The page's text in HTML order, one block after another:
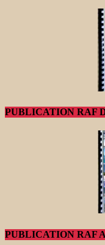
PUBLICATION RAF
PUBLICATION RAF